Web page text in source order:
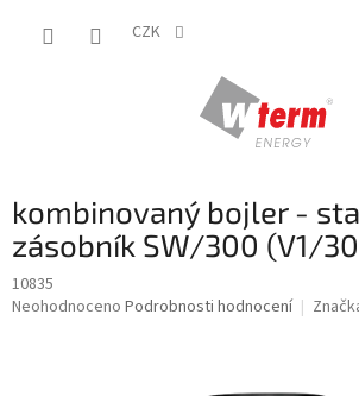
CZK
kombinovaný bojler -
zásobník SW/300 (V1/
10835
Průměrné
Neohodnoceno Podrobnosti hodnocení